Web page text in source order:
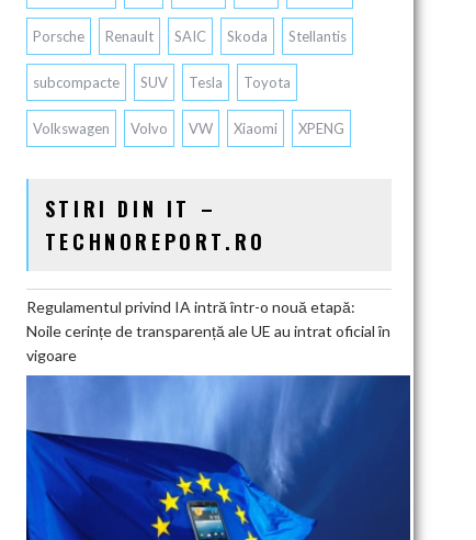
Porsche Renault SAIC Skoda Stellantis
subcompacte SUV Tesla Toyota
Volkswagen Volvo VW Xiaomi XPENG
STIRI DIN IT –
TECHNOREPORT.RO
Regulamentul privind IA intră într-o nouă etapă:
Noile cerințe de transparență ale UE au intrat oficial în
vigoare